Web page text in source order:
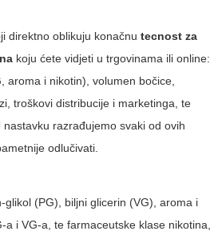
direktno oblikuju konačnu tecnost za
koju ćete vidjeti u trgovinama ili online:
aroma i nikotin), volumen bočice,
troškovi distribucije i marketinga, te
razrađujemo svaki od ovih
odlučivati.
glikol (PG), biljni glicerin (VG), aroma i
a i VG-a, te farmaceutske klase nikotina,